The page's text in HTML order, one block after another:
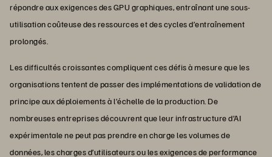
répondre aux exigences des GPU graphiques, entraînant une sous-
utilisation coûteuse des ressources et des cycles d’entraînement
prolongés.
Les difficultés croissantes compliquent ces défis à mesure que les
organisations tentent de passer des implémentations de validation de
principe aux déploiements à l’échelle de la production. De
nombreuses entreprises découvrent que leur infrastructure d’AI
expérimentale ne peut pas prendre en charge les volumes de
données, les charges d’utilisateurs ou les exigences de performance